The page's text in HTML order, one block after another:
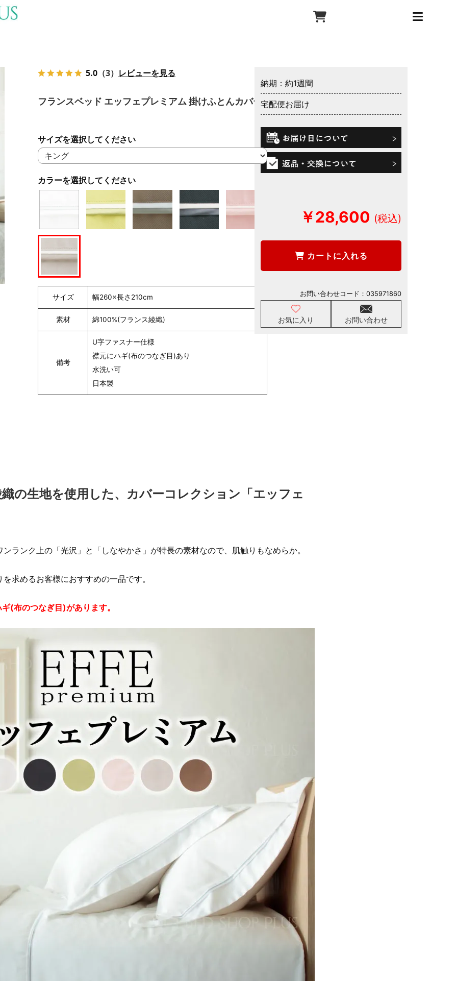
5.0 （3） レビューを見る
フランスベッド エッフェプレミアム 掛けふとんカバー
カラーを選択してください
サイズを選択してください
サイズ 幅260×長さ210cm
素材 綿100%(フランス綾織)
備考
U字ファスナー仕様
襟元にハギ(布のつなぎ目)あり
水洗い可
日本製
納期：約1週間
宅配便お届け
￥28,600
カートに入れる
お気に入り お問い合わせ
お問い合わせコード： 035971860
の生地を使用した、カバーコレクション「エッフェ
ランク上の「光沢」と「しなやかさ」が特長の素材なので、肌触りもなめらか。
求めるお客様におすすめの一品です。
(布のつなぎ目)があります。